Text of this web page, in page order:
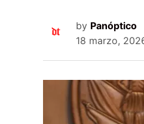
by Panóptico
18 marzo,